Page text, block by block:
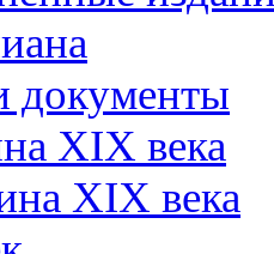
документы
XIX века
XIX века